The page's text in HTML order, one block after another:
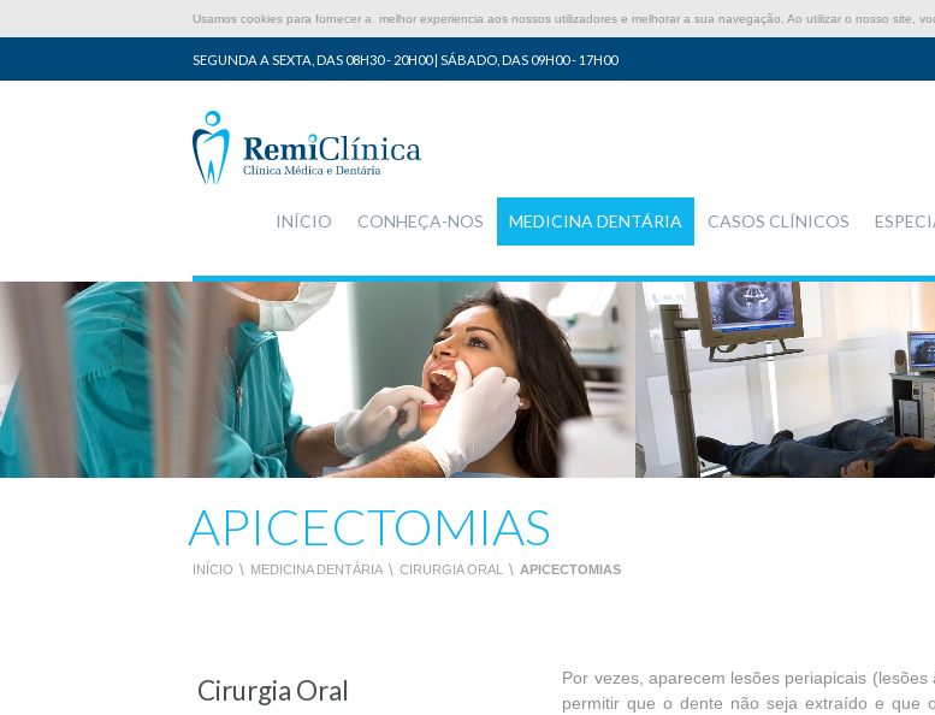
Usamos cookies para fornecer a melhor experiencia aos nossos utilizadores e melhorar a sua navegação. Ao utilizar o nosso site,
SEGUNDA A SEXTA, DAS 08H30 - 20H00 | SÁBADO, DAS 09H00 - 17H00
INÍCIO CONHEÇA-NOS MEDICINA DENTÁRIA CASOS CLÍNICOS
APICECTOMIAS
INÍCIO \ MEDICINA DENTÁRIA \ CIRURGIA ORAL \ APICECTOMIAS
Cirurgia Oral
Por vezes, aparecem lesões periapicais
permitir que o dente não seja extraído e que